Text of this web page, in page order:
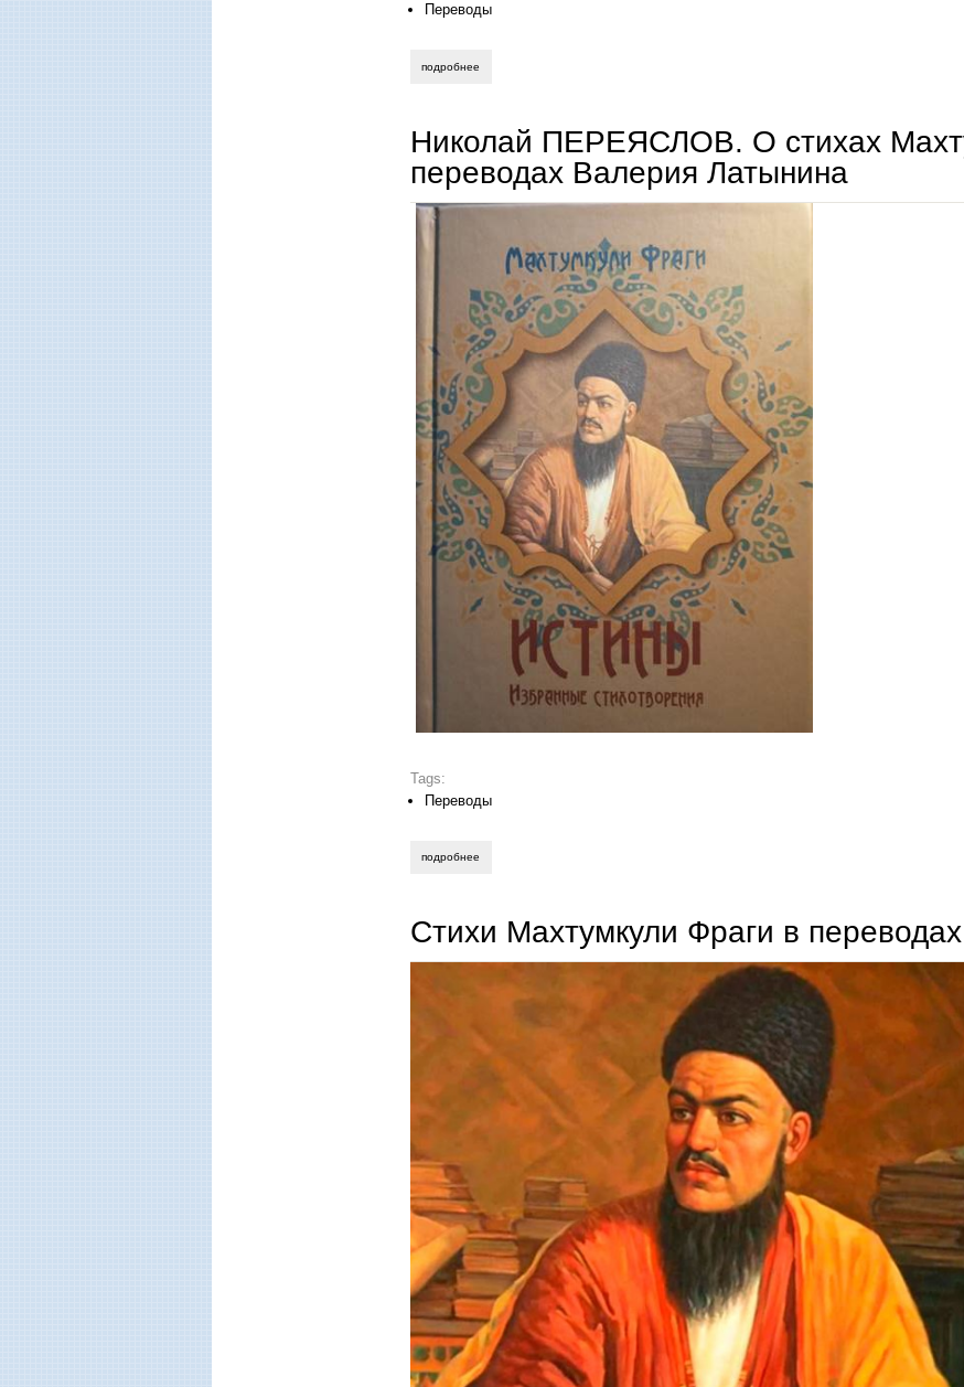
Переводы
подробнее
Николай ПЕРЕЯСЛОВ. О стихах
переводах Валерия Латынина
Tags:
Переводы
подробнее
Стихи Махтумкули Фраги в